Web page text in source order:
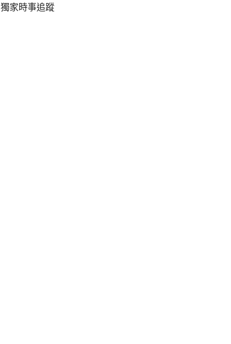
獨家時事追蹤